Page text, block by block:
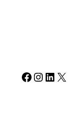
Facebook Instagram LinkedIn X